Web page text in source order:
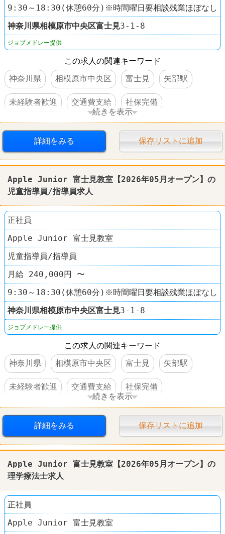
9:30～18:30(休憩60分)※時間曜日要相談残業ほぼなし
神奈川県相模原市中央区富士見3-1-8
ジョブメドレー提供
この求人の関連キーワード
神奈川県
相模原市中央区 富士見 矢部駅
未経験者歓迎 交通費支給 社保完備
車・バイク通勤可 オープニングスタッフ
続きを表示
詳細をみる 保存リストに追加
Apple Junior 富士見教室【2026年05月オープン】の
児童指導員/指導員求人
正社員
Apple Junior 富士見教室
児童指導員/指導員
月給 240,000円 〜
9:30～18:30(休憩60分)※時間曜日要相談残業ほぼなし
神奈川県相模原市中央区富士見3-1-8
ジョブメドレー提供
この求人の関連キーワード
神奈川県
相模原市中央区 富士見 矢部駅
未経験者歓迎 交通費支給 社保完備
車・バイク通勤可 オープニングスタッフ
続きを表示
詳細をみる 保存リストに追加
Apple Junior 富士見教室【2026年05月オープン】の
理学療法士求人
正社員
Apple Junior 富士見教室